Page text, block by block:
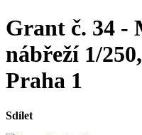
Grant č. 34 -
nábřeží 1/
Praha 1
Sdílet